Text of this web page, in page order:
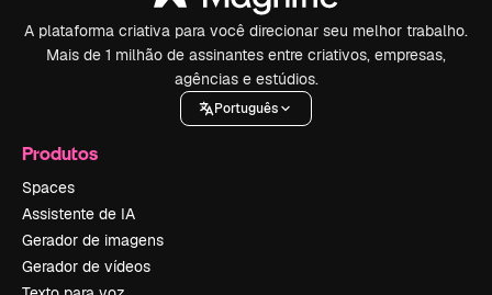
A plataforma criativa para você direcionar seu melhor trabalho.
Mais de 1 milhão de assinantes entre criativos, empresas,
agências e estúdios.
Português
Produtos
Spaces
Assistente de IA
Gerador de imagens
Gerador de vídeos